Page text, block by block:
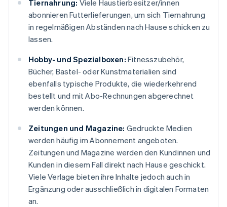
Tiernahrung: Viele Haustierbesitzer/innen
abonnieren Futterlieferungen, um sich Tiernahrung
in regelmäßigen Abständen nach Hause schicken zu
lassen.
Hobby- und Spezialboxen: Fitnesszubehör,
Bücher, Bastel- oder Kunstmaterialien sind
ebenfalls typische Produkte, die wiederkehrend
bestellt und mit Abo-Rechnungen abgerechnet
werden können.
Zeitungen und Magazine: Gedruckte Medien
werden häufig im Abonnement angeboten.
Zeitungen und Magazine werden den Kundinnen und
Kunden in diesem Fall direkt nach Hause geschickt.
Viele Verlage bieten ihre Inhalte jedoch auch in
Ergänzung oder ausschließlich in digitalen Formaten
an.